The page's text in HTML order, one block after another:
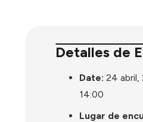
Detalles de
Date: 24 abril,
14:00
Lugar de